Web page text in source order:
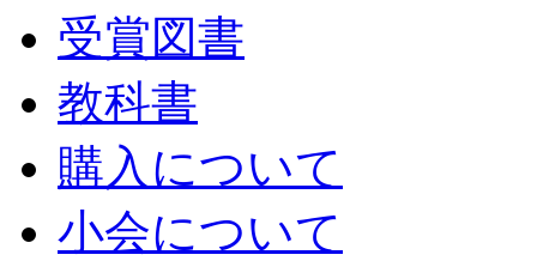
受賞図書
教科書
購入について
小会について